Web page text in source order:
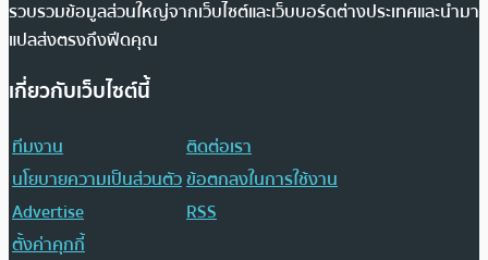
รวบรวมข้อมูลส่วนใหญ่จากเว็บไซต์และเว็บบอร์ดต่างประเทศและนำมา
แปลส่งตรงถึงฟีดคุณ
เกี่ยวกับเว็บไซต์นี้
ทีมงาน
ติดต่อเรา
นโยบายความเป็นส่วนตัวข้อตกลงในการใช้งาน
Advertise
RSS
ตั้งค่าคุกกี้